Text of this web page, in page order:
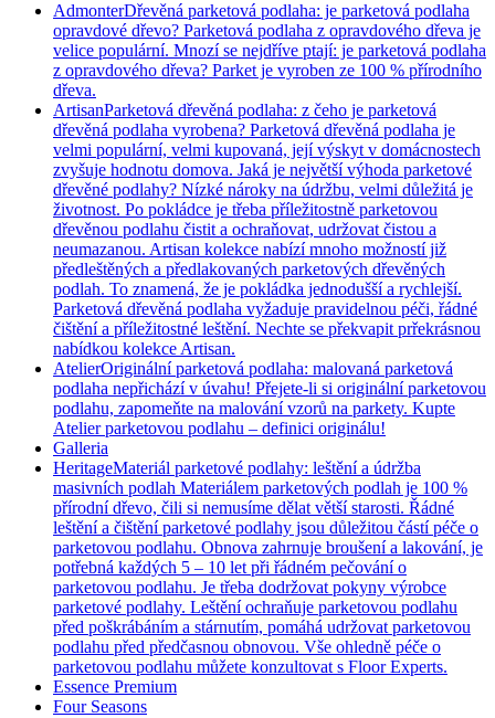
AdmonterDřevěná parketová podlaha: je parketová podlaha
opravdové dřevo? Parketová podlaha z opravdového dřeva je
velice populární. Mnozí se nejdříve ptají: je parketová podlaha
z opravdového dřeva? Parket je vyroben ze 100 % přírodního
dřeva.
ArtisanParketová dřevěná podlaha: z čeho je parketová
dřevěná podlaha vyrobena? Parketová dřevěná podlaha je
velmi populární, velmi kupovaná, její výskyt v domácnostech
zvyšuje hodnotu domova. Jaká je největší výhoda parketové
dřevěné podlahy? Nízké nároky na údržbu, velmi důležitá je
životnost. Po pokládce je třeba příležitostně parketovou
dřevěnou podlahu čistit a ochraňovat, udržovat čistou a
neumazanou. Artisan kolekce nabízí mnoho možností již
předleštěných a předlakovaných parketových dřevěných
podlah. To znamená, že je pokládka jednodušší a rychlejší.
Parketová dřevěná podlaha vyžaduje pravidelnou péči, řádné
čištění a příležitostné leštění. Nechte se překvapit prřekrásnou
nabídkou kolekce Artisan.
AtelierOriginální parketová podlaha: malovaná parketová
podlaha nepřichází v úvahu! Přejete-li si originální parketovou
podlahu, zapomeňte na malování vzorů na parkety. Kupte
Atelier parketovou podlahu – definici originálu!
Galleria
HeritageMateriál parketové podlahy: leštění a údržba
masivních podlah Materiálem parketových podlah je 100 %
přírodní dřevo, čili si nemusíme dělat větší starosti. Řádné
leštění a čištění parketové podlahy jsou důležitou částí péče o
parketovou podlahu. Obnova zahrnuje broušení a lakování, je
potřebná každých 5 – 10 let při řádném pečování o
parketovou podlahu. Je třeba dodržovat pokyny výrobce
parketové podlahy. Leštění ochraňuje parketovou podlahu
před poškrábáním a stárnutím, pomáhá udržovat parketovou
podlahu před předčasnou obnovou. Vše ohledně péče o
parketovou podlahu můžete konzultovat s Floor Experts.
Essence Premium
Four Seasons